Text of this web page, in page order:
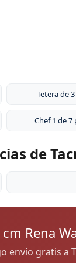
Tetera de
Chef 1 de 7
de
Rena
envío gratis a